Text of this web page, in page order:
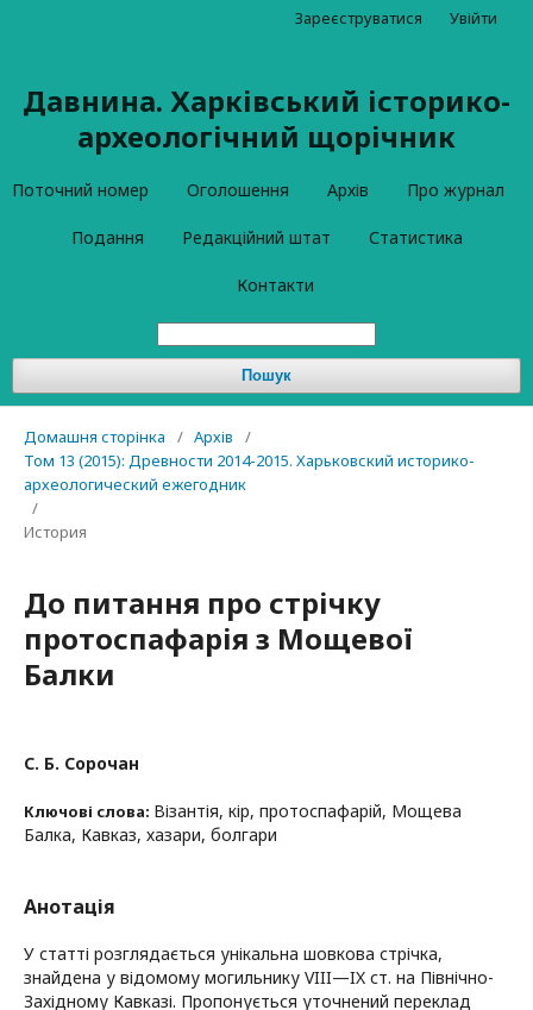
Давнина. Харківський історико-
археологічний щорічник
Поточний номер Оголошення Архів Про журнал
Подання Редакційний штат Статистика
Контакти
Пошук
Зареєструватися Увійти
Домашня сторінка / Архів
/
Том 13 (2015): Древности 2014-2015. Харьковский историко-
археологический ежегодник
/
История
До питання про стрічку
протоспафарія з Мощевої
Балки
С. Б. Сорочан
Ключові слова: Візантія, кір, протоспафарій, Мощева
Балка, Кавказ, хазари, болгари
Анотація
У статті розглядається унікальна шовкова стрічка,
знайдена у відомому могильнику VIII—IX ст. на Північно-
Західному Кавказі. Пропонується уточнений переклад